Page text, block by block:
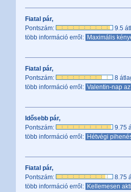
Fiatal pár,
Pontszám:
9.5
több információ erről: Maximális
Fiatal pár,
Pontszám:
8
több információ erről: Valentin-nap
Idősebb pár,
Pontszám:
9.75
több információ erről: Hétvégi
Fiatal pár,
Pontszám:
8.75
több információ erről: Kellemesen